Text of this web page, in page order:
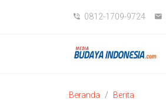
0812-1709-9724
Beranda Berita